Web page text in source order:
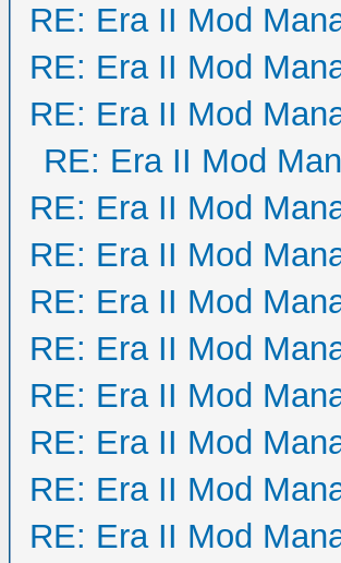
RE: Era II Mod
RE: Era II Mod
RE: Era II Mod
RE: Era II Mod
RE: Era II Mod
RE: Era II Mod
RE: Era II Mod
RE: Era II Mod
RE: Era II Mod
RE: Era II Mod
RE: Era II Mod
RE: Era II Mod